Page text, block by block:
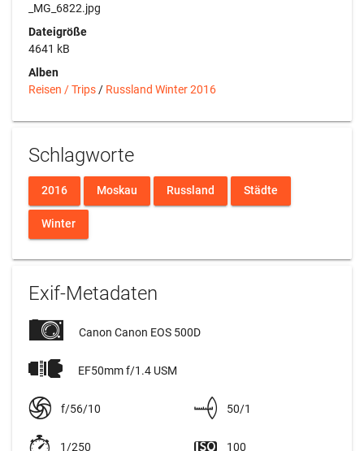
_MG_6822.jpg
Dateigröße
4641 kB
Alben
Reisen / Trips / Russland Winter 2016
Schlagworte
2016 Moskau Russland Städte
Winter
Exif-Metadaten
Canon Canon EOS 500D
EF50mm f/1.4 USM
f/56/10 50/1
1/250 100